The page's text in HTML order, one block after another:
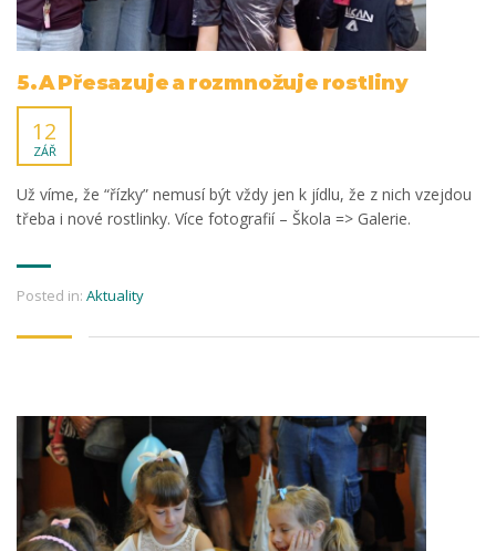
5.A Přesazuje a rozmnožuje rostliny
12
ZÁŘ
Už víme, že “řízky” nemusí být vždy jen k jídlu, že z nich vzejdou
třeba i nové rostlinky. Více fotografií – Škola => Galerie.
Posted in: Aktuality